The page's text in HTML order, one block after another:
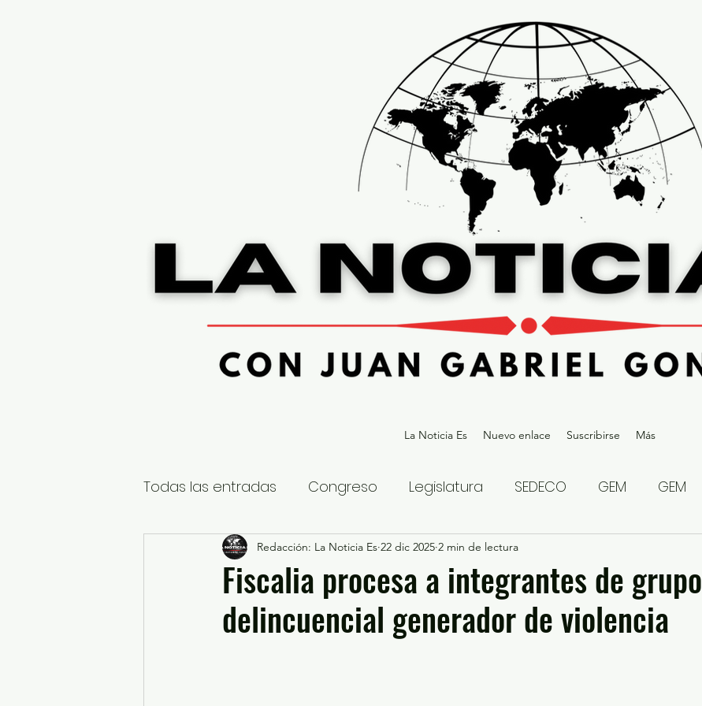
La Noticia Es Nuevo enlace Suscribirse Más
Todas las entradas Congreso Legislatura SEDECO GEM GEM
Nacional Estatal Gubernatura Edoméx 2023
Educación y Cultura Seguridad y Justicia Denuncia Ciudadana
Fiscalia procesa a integrantes de grupo
delincuencial generador de violencia
Redacción: La Noticia Es 22 dic 2025 2 min de lectura